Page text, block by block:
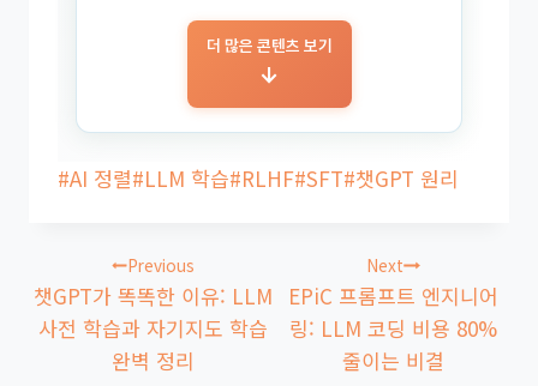
더 많은 콘텐츠 보기
→
Post
#AI 정렬#LLM 학습#RLHF#SFT#챗GPT 원리
탐
색
Previous
챗GPT가 똑똑한 이유: LLM
사전 학습과 자기지도 학습
완벽 정리
Next
EPiC 프롬프트 엔지니어
링: LLM 코딩 비용 80%
줄이는 비결